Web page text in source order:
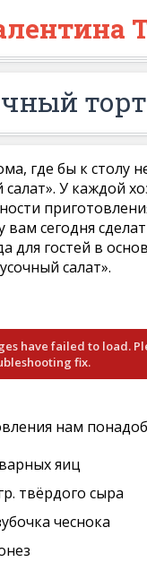
торт
где бы к столу
салат». У каждой
вам сегодня
для гостей в
салат».
have failed to load.
fix.
нам
яиц
твёрдого сыра
чеснока